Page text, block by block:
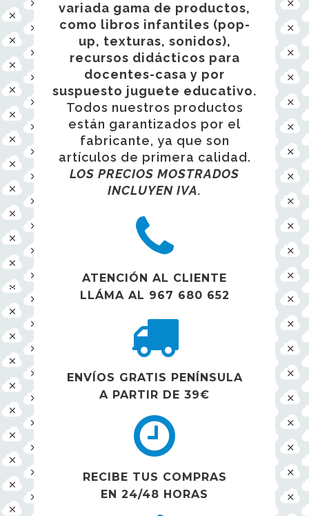
variada gama de productos,
como libros infantiles (pop-
up, texturas, sonidos),
recursos didácticos para
docentes-casa y por
suspuesto juguete educativo.
Todos nuestros productos
están garantizados por el
fabricante, ya que son
artículos de primera calidad.
LOS PRECIOS MOSTRADOS
INCLUYEN IVA.
ATENCIÓN AL CLIENTE
LLÁMA AL 967 680 652
ENVÍOS GRATIS PENÍNSULA
A PARTIR DE 39€
RECIBE TUS COMPRAS
EN 24/48 HORAS